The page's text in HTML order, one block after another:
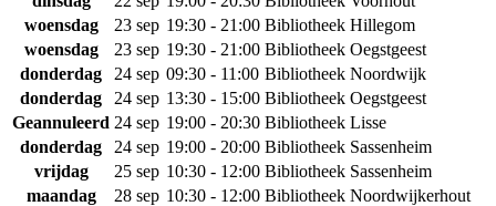
woensdag
23 sep 19:30 - 21:00 Bibliotheek Hillegom
woensdag
23 sep 19:30 - 21:00 Bibliotheek Oegstgeest
donderdag
24 sep 09:30 - 11:00 Bibliotheek Noordwijk
donderdag
24 sep 13:30 - 15:00 Bibliotheek Oegstgeest
Geannuleerd 24 sep 19:00 - 20:30 Bibliotheek Lisse
donderdag
24 sep 19:00 - 20:00 Bibliotheek Sassenheim
vrijdag
25 sep 10:30 - 12:00 Bibliotheek Sassenheim
maandag
28 sep 10:30 - 12:00 Bibliotheek Noordwijkerhout